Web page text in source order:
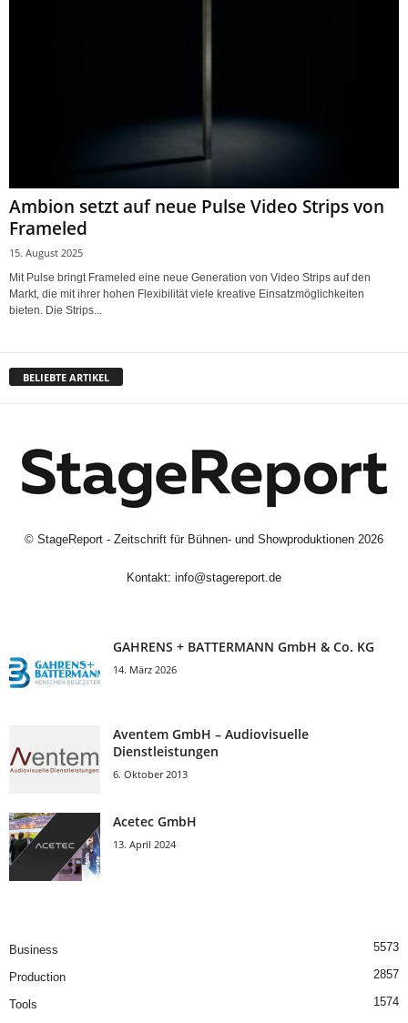
Ambion setzt auf neue Pulse Video Strips von
Frameled
15. August 2025
Mit Pulse bringt Frameled eine neue Generation von Video Strips auf den
Markt, die mit ihrer hohen Flexibilität viele kreative Einsatzmöglichkeiten
bieten. Die Strips...
BELIEBTE ARTIKEL
© StageReport - Zeitschrift für Bühnen- und Showproduktionen 2026
Kontakt: info@stagereport.de
GAHRENS + BATTERMANN GmbH & Co. KG
14. März 2026
Aventem GmbH – Audiovisuelle
Dienstleistungen
6. Oktober 2013
Acetec GmbH
13. April 2024
Business 5573
Production 2857
Tools
1574